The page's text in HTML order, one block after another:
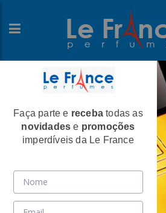
Ofertas
Faça parte e receba todas as
novidades e promoções
imperdíveis da Le France